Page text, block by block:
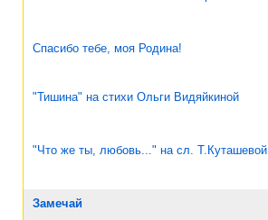
Спасибо тебе, моя Родина!
"Тишина" на стихи Ольги Видяйкиной
"Что же ты, любовь..." на сл. Т.Куташевой
Замечай